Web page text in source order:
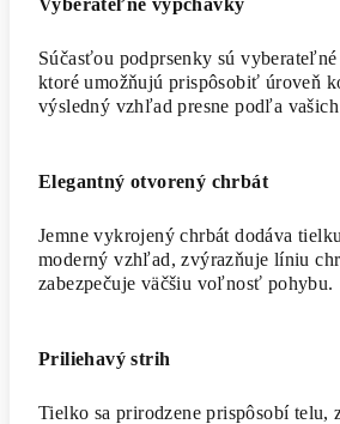
Súčasťou podprsenky sú
ktoré umožňujú prispôsobiť úroveň
výsledný vzhľad presne podľa
Elegantný otvorený chrbát
Jemne vykrojený chrbát dodáva
moderný vzhľad, zvýrazňuje líniu
zabezpečuje väčšiu voľnosť pohybu.
Priliehavý strih
Tielko sa prirodzene prispôsobí telu,